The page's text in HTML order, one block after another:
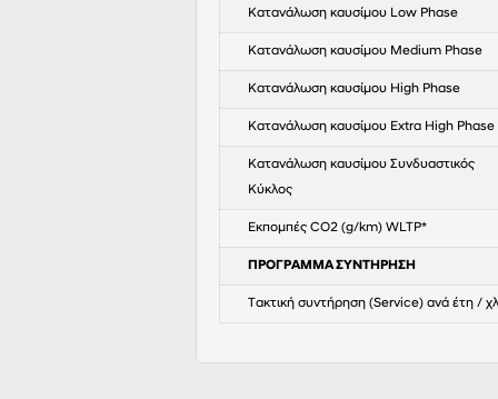
Κατανάλωση καυσίμου Low Phase
Κατανάλωση καυσίμου Medium Phase
Κατανάλωση καυσίμου High Phase
Κατανάλωση καυσίμου Extra High Phase
Κατανάλωση καυσίμου Συνδυαστικός
Κύκλος
Εκπομπές CO2 (g/km) WLTP*
ΠΡΟΓΡΑΜΜΑ ΣΥΝΤΗΡΗΣΗ
Τακτική συντήρηση (Service) ανά έτη /